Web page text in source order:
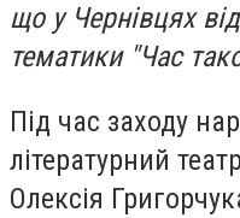
що у Чернівцях
тематики "Час
Під час заходу
літературний
Олексія